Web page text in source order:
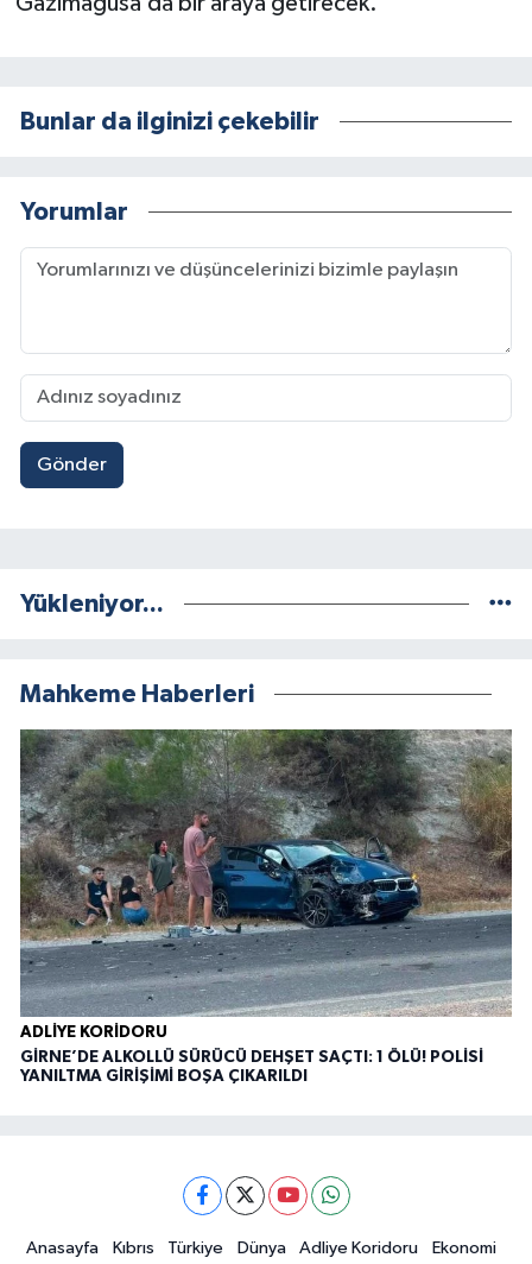
Bunlar da ilginizi çekebilir
Yorumlar
Gönder
Yükleniyor...
Mahkeme Haberleri
ADLIYE KORIDORU
GİRNE’DE ALKOLLÜ SÜRÜCÜ DEHŞET SAÇTI: 1 ÖLÜ! POLİSİ
YANILTMA GİRİŞİMİ BOŞA ÇIKARILDI
Anasayfa Kıbrıs Türkiye Dünya Adliye Koridoru
Ekonomi